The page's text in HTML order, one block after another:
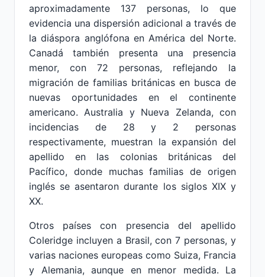
aproximadamente 137 personas, lo que
evidencia una dispersión adicional a través de
la diáspora anglófona en América del Norte.
Canadá también presenta una presencia
menor, con 72 personas, reflejando la
migración de familias británicas en busca de
nuevas oportunidades en el continente
americano. Australia y Nueva Zelanda, con
incidencias de 28 y 2 personas
respectivamente, muestran la expansión del
apellido en las colonias británicas del
Pacífico, donde muchas familias de origen
inglés se asentaron durante los siglos XIX y
XX.
Otros países con presencia del apellido
Coleridge incluyen a Brasil, con 7 personas, y
varias naciones europeas como Suiza, Francia
y Alemania, aunque en menor medida. La